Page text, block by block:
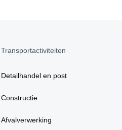
Transportactiviteiten
Detailhandel en post
Constructie
Afvalverwerking